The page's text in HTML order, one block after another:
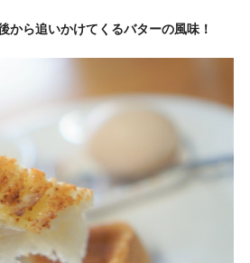
から追いかけてくるバターの風味！